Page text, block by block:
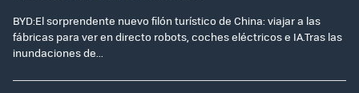
BYD:El sorprendente nuevo filón turístico de China: viajar a las
fábricas para ver en directo robots, coches eléctricos e IA.Tras las
inundaciones de...